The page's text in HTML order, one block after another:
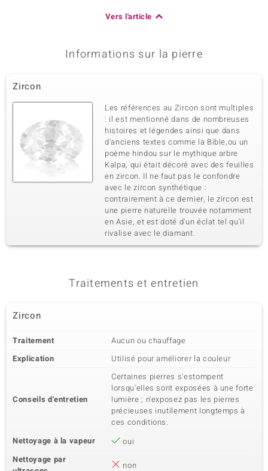
Origine
Zircon
Poids total en carat Taille de la pierre
Rond
Sertissage
Serti griffe
Origine
Cambodge
Vers l'article
Informations sur la pierre
Zircon
Les références au Zircon sont multiples
: il est mentionné dans de nombreuses
histoires et légendes ainsi que dans
d'anciens textes comme la Bible,ou un
poème hindou sur le mythique arbre
Kalpa, qui était décoré avec des feuilles
en zircon. Il ne faut pas le confondre
avec le zircon synthétique :
contrairement à ce dernier, le zircon est
une pierre naturelle trouvée notamment
en Asie, et est doté d'un éclat tel qu'il
rivalise avec le diamant.
Traitements et entretien
Zircon
Traitement
Aucun ou chauffage
Explication
Utilisé pour améliorer la couleur
Conseils d'entretien
Certaines pierres s'estompent
lorsqu'elles sont exposées à une forte
lumière ; n'exposez pas les pierres
précieuses inutilement longtemps à
ces conditions.
Nettoyage à la vapeur
oui
Nettoyage par
non